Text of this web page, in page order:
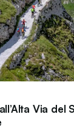
Via del